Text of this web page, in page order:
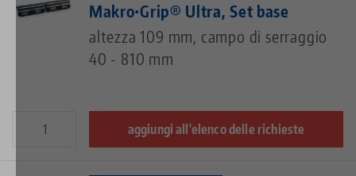
Makro•Grip® Ultra, Set base
altezza 109 mm, campo di serraggio
40 - 810 mm
aggiungi all'elenco delle richieste